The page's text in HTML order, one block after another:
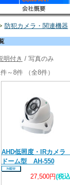
防犯カメラ・関連機器
明付き / 写真のみ
～8件 （全8件）
AHD低照度・IRカメラ
ドーム型 AH-550
27,500円(税